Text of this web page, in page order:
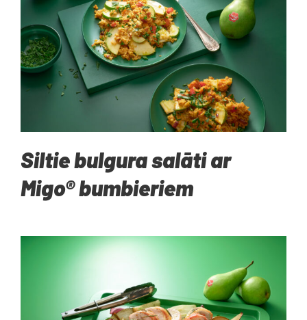
Siltie bulgura salāti ar
Migo® bumbieriem